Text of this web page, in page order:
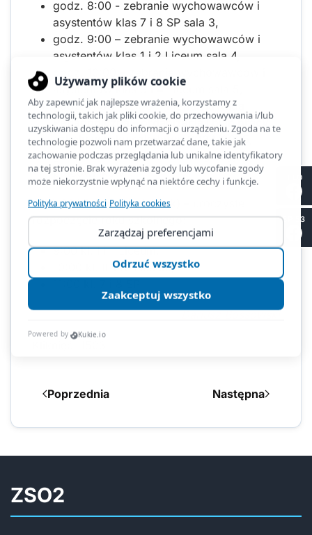
godz. 8:00 - zebranie wychowawców i
asystentów klas 7 i 8 SP sala 3,
godz. 9:00 – zebranie wychowawców i
asystentów klas 1 i 2 Liceum sala 4,
asystentów klas 3 i 4 Liceum sala 5,
godz. 11:00- 12:00 - Plenarna Rada
Pedagogiczna – organizacja i plan pracy
szkoły w roku szkolnym 2024/2025,
godz. 19:00 – Spotkanie integracyjne
pracowników.
2.09.2024 r. (poniedziałek)
rozpoczęcie roku szkolnego:
9:00 kl. I i II Liceum,
10:00 kl. III i IV Liceum,
Dariusz Bossowski
Poprzednia Następna
ZSO2
II LO
SP 53